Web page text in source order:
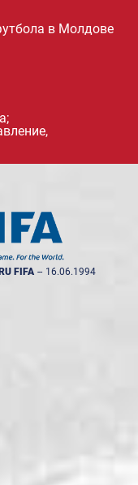
в Молдове
FIFA -- 16.06.1994